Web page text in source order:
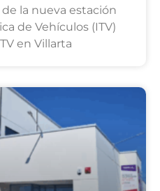
la nueva estación
de Vehículos (ITV)
en Villarta